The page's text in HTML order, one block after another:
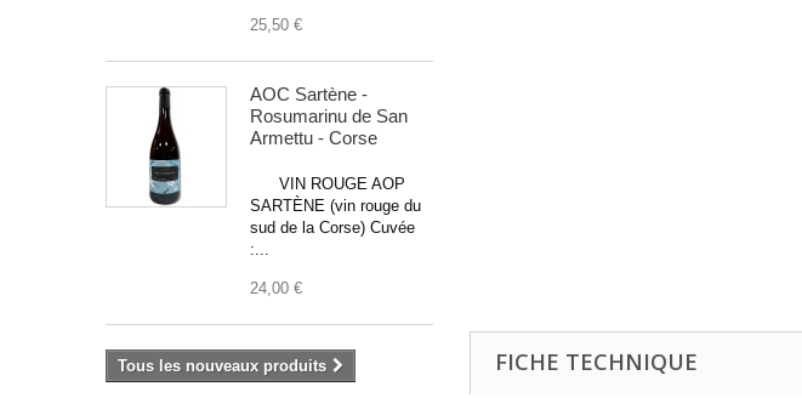
25,50 €
AOC Sartène -
Rosumarinu de San
Armettu - Corse
VIN ROUGE AOP
SARTÈNE (vin rouge du
sud de la Corse) Cuvée
:...
24,00 €
Tous les nouveaux produits FICHE TECHNIQUE